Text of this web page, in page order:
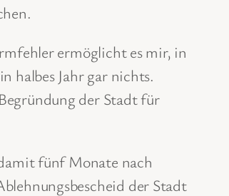
ermöglicht es mir, in
halbes Jahr gar nichts.
der Stadt für
fünf Monate nach
der Stadt